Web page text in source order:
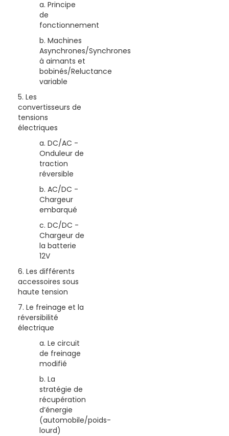
a. Principe
de
fonctionnement
b. Machines
Asynchrones/Synchrones
à aimants et
bobinés/Reluctance
variable
5. Les
convertisseurs de
tensions
électriques
a. DC/AC -
Onduleur de
traction
réversible
b. AC/DC -
Chargeur
embarqué
c. DC/DC -
Chargeur de
la batterie
12V
6. Les différents
accessoires sous
haute tension
7. Le freinage et la
réversibilité
électrique
a. Le circuit
de freinage
modifié
b. La
stratégie de
récupération
d’énergie
(automobile/poids-
lourd)